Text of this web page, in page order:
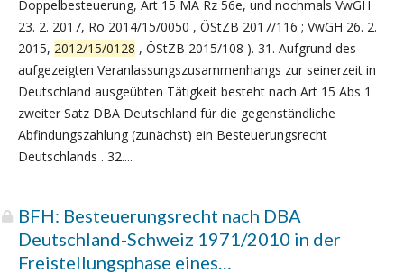
Doppelbesteuerung, Art 15 MA Rz 56e, und nochmals VwGH
23. 2. 2017, Ro 2014/15/0050 , ÖStZB 2017/116 ; VwGH 26. 2.
2015, 2012/15/0128 , ÖStZB 2015/108 ). 31. Aufgrund des
aufgezeigten Veranlassungszusammenhangs zur seinerzeit in
Deutschland ausgeübten Tätigkeit besteht nach Art 15 Abs 1
zweiter Satz DBA Deutschland für die gegenständliche
Abfindungszahlung (zunächst) ein Besteuerungsrecht
Deutschlands . 32....
BFH: Besteuerungsrecht nach DBA
Deutschland-Schweiz 1971/2010 in der
Freistellungsphase eines